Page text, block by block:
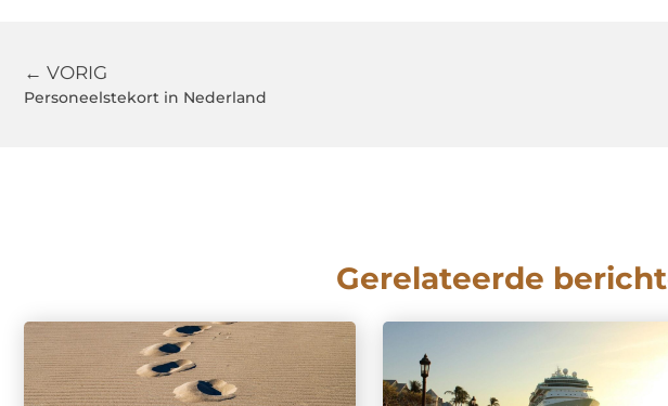
← VORIG
Personeelstekort in Nederland
Gerelateerde